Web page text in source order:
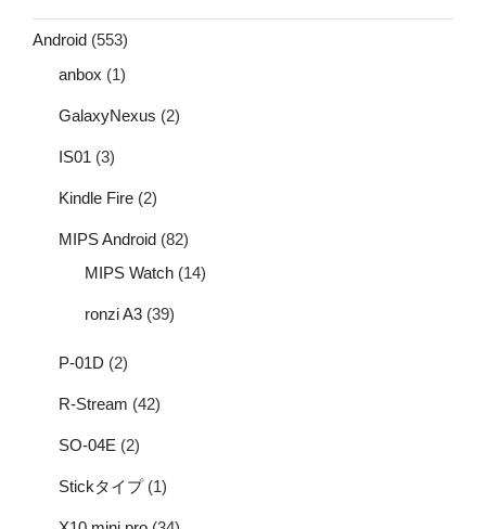
Android (553)
anbox (1)
GalaxyNexus (2)
IS01 (3)
Kindle Fire (2)
MIPS Android (82)
MIPS Watch (14)
ronzi A3 (39)
P-01D (2)
R-Stream (42)
SO-04E (2)
Stickタイプ(1)